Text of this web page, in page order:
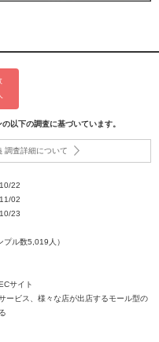
以下の調査に基づいています。
調査詳細について
22
02
23
ル数5,019人）
サイト
ービス、様々な店が出店するモール型の